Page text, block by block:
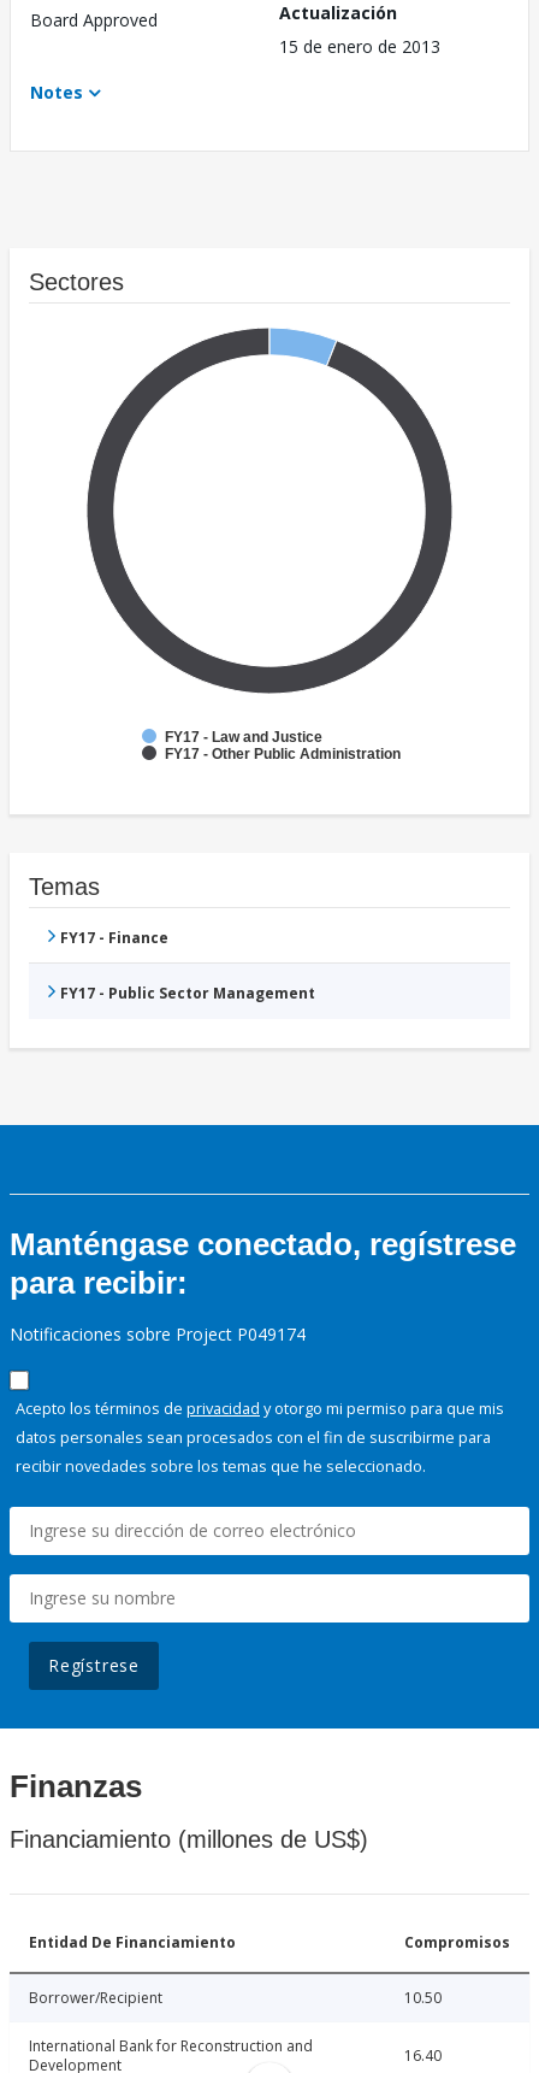
Board Approved
Actualización
15 de enero de 2013
Notes
Sectores
FY17 - Law and Justice
FY17 - Other Public Administration
Temas
FY17 - Finance
FY17 - Public Sector Management
Manténgase conectado, regístrese
para recibir:
Notificaciones sobre Project P049174
Acepto los términos de privacidad y otorgo mi permiso para que mis
datos personales sean procesados con el fin de suscribirme para
recibir novedades sobre los temas que he seleccionado.
Regístrese
Finanzas
Financiamiento (millones de US$)
Entidad De Financiamiento Compromisos
Borrower/Recipient 10.50
International Bank for Reconstruction and
Development
16.40